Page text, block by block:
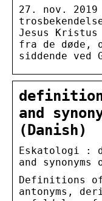
27. nov.
Jesus Kristus
fra de døde,
siddende ved
and
(Danish)
Eskatologi :
and
Definitions of
antonyms,